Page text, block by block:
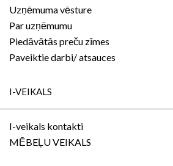
Uzņēmuma vēsture
Par uzņēmumu
Piedāvātās preču zīmes
Paveiktie darbi/ atsauces
I-VEIKALS
I-veikals kontakti
MĒBEĻU VEIKALS